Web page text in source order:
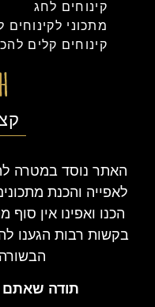
קינוחים לחג
מתכוני לקינוחים
קינוחים קלים
האתר נוסד במטרה
לאפייה והכנת
הכנו ואפינו אין סוף
בקשות רבות הגענו
תודה שאתם